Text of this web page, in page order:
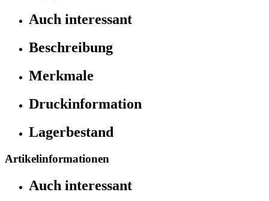
Auch interessant
Beschreibung
Merkmale
Druckinformation
Lagerbestand
Artikelinformationen
Auch interessant